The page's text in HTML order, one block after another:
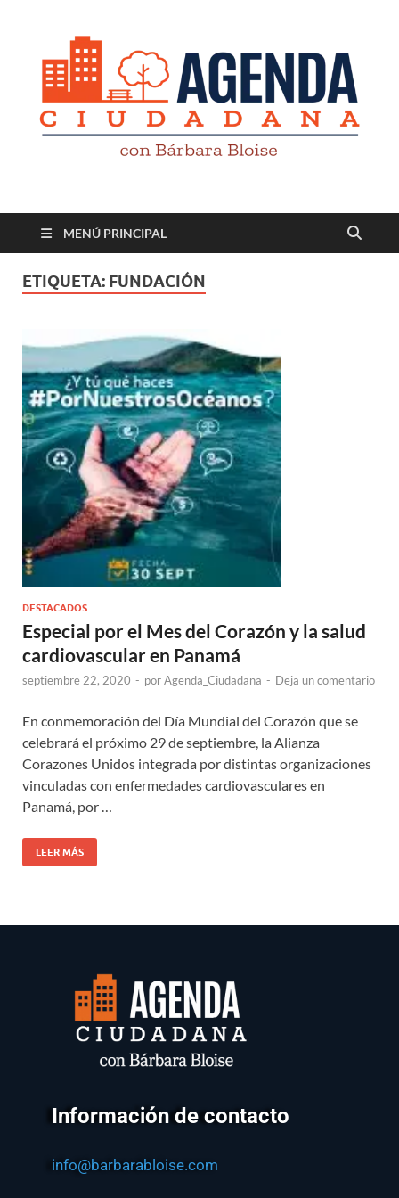
Revista digital
MENÚ PRINCIPAL
ETIQUETA: FUNDACIÓN
DESTACADOS
Especial por el Mes del Corazón y la salud
cardiovascular en Panamá
septiembre 22, 2020 - porAgenda_Ciudadana - Deja un comentario
En conmemoración del Día Mundial del Corazón que se
celebrará el próximo 29 de septiembre, la Alianza
Corazones Unidos integrada por distintas organizaciones
vinculadas con enfermedades cardiovasculares en
Panamá, por …
LEER MÁS
Información de contacto
info@barbarabloise.com